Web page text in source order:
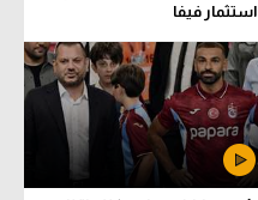
استثمار فيفا